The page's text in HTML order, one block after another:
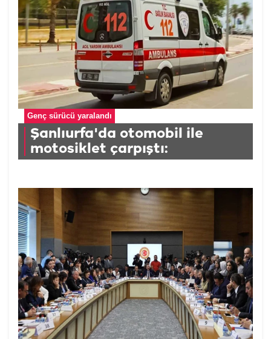
Genç sürücü yaralandı
Şanlıurfa'da otomobil ile
motosiklet çarpıştı: